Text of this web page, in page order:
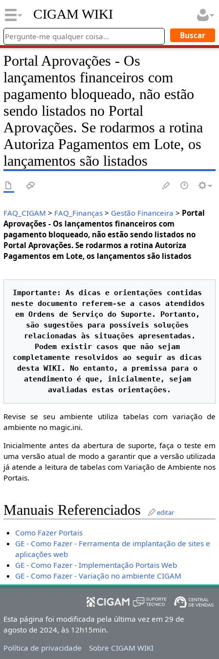
CIGAM WIKI
Portal Aprovações - Os
lançamentos financeiros com
pagamento bloqueado, não estão
sendo listados no Portal
Aprovações. Se rodarmos a rotina
Autoriza Pagamentos em Lote, os
lançamentos são listados
FAQ_CIGAM > FAQ_Finanças> Gestão Financeira > Portal
Aprovações - Os lançamentos financeiros com
pagamento bloqueado, não estão sendo listados no
Portal Aprovações. Se rodarmos a rotina Autoriza
Pagamentos em Lote, os lançamentos são listados
Importante: As dicas e orientações contidas
neste documento referem-se a casos atendidos
em Ordens de Serviço do Suporte. Portanto,
são sugestões para possíveis soluções
relacionadas às situações apresentadas.
Podem existir casos que não sejam
completamente resolvidos ao seguir as dicas
desta WIKI. No entanto, a premissa para o
atendimento é que, inicialmente, sejam
Revise se seu ambiente utiliza tabelas com variação de
ambiente no magic.ini.
Inicialmente antes da abertura de suporte, faça o teste em
uma versão atual de modo a garantir que a versão utilizada
já atende a leitura de tabelas com Variação de Ambiente nos
Portais.
Manuais Referenciados editar
Como Fazer Portais
GE - Como Fazer - Ferramenta de implantação de sites e
aplicações web
GE - Como Fazer - Implementação Portais Web
GE - Como Fazer - Variação no ambiente CIGAM
Esta página foi modificada pela última vez em 29 de
agosto de 2024, às 12h15min.
Política de privacidade
Sobre CIGAM WIKI